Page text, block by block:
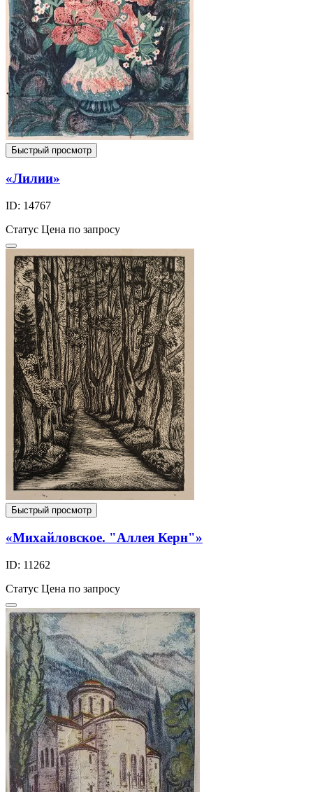
Быстрый просмотр
«Лилии»
ID: 14767
Статус Цена по запросу
Быстрый просмотр
«Михайловское. "Аллея Керн"»
ID: 11262
Статус Цена по запросу